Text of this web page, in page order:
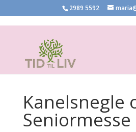
2989 5592
Kanelsnegle
Seniormesse